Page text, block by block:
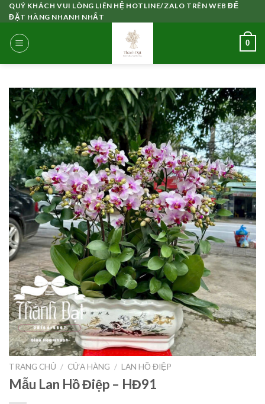
Skip
to
content
QUÝ KHÁCH VUI LÒNG LIÊN HỆ HOTLINE/ZALO TRÊN WEB ĐỂ
ĐẶT HÀNG NHANH NHẤT
0
TRANG CHỦ / CỬA HÀNG / LAN HỒ ĐIỆP
Mẫu Lan Hồ Điệp – HĐ91